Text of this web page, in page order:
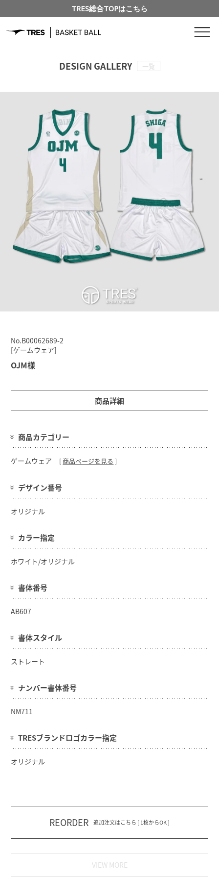
TRES総合TOPはこちら
DESIGN GALLERY 一覧
No.B00062689-2
[ゲームウェア]
OJM様
商品詳細
商品カテゴリー
ゲームウェア [ 商品ページを見る ]
デザイン番号
オリジナル
カラー指定
ホワイト/オリジナル
書体番号
AB607
書体スタイル
ストレート
ナンバー書体番号
NM711
TRESブランドロゴカラー指定
オリジナル
REORDER 追加注文はこちら [ 1枚からOK ]
VIEW MORE